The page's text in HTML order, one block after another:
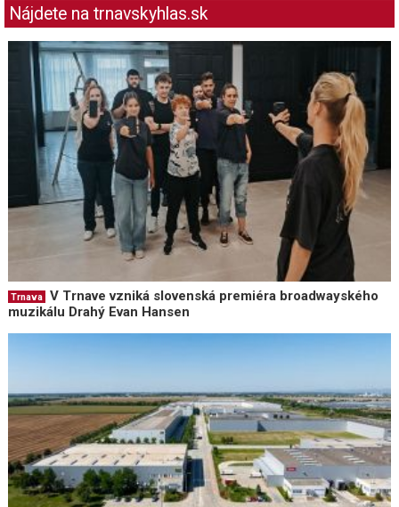
Nájdete na trnavskyhlas.sk
Trnava
V Trnave vzniká slovenská premiéra broadwayského
muzikálu Drahý Evan Hansen